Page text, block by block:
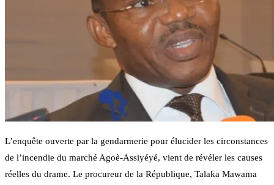
L’enquête ouverte par la gendarmerie pour élucider les circonstances
de l’incendie du marché Agoè-Assiyéyé, vient de révéler les causes
réelles du drame. Le procureur de la République, Talaka Mawama